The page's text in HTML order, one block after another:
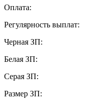
Оплата:
Регулярность выплат:
Черная ЗП:
Белая ЗП:
Серая ЗП:
Размер ЗП: